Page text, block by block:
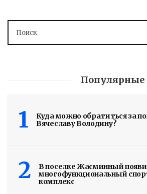
Популярные
1
Куда можно обратиться за
Вячеславу Володину?
2
В поселке Жасминный
многофункциональный
комплекс
ЗАВЕРШЕНЫ
4 дня назад